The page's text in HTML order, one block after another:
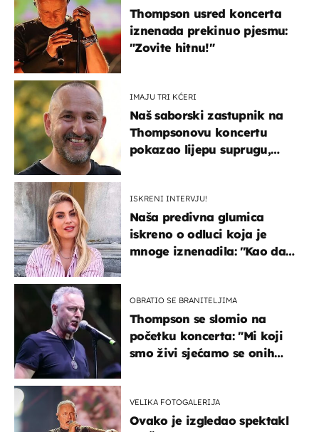
Thompson usred koncerta
iznenada prekinuo pjesmu:
"Zovite hitnu!"
IMAJU TRI KĆERI
Naš saborski zastupnik na
Thompsonovu koncertu
pokazao lijepu suprugu,
ISKRENI INTERVJU!
Naša predivna glumica
iskreno o odluci koja je
mnoge iznenadila: ''Kao da
OBRATIO SE BRANITELJIMA
Thompson se slomio na
početku koncerta: "Mi koji
smo živi sjećamo se onih
VELIKA FOTOGALERIJA
Ovako je izgledao spektakl